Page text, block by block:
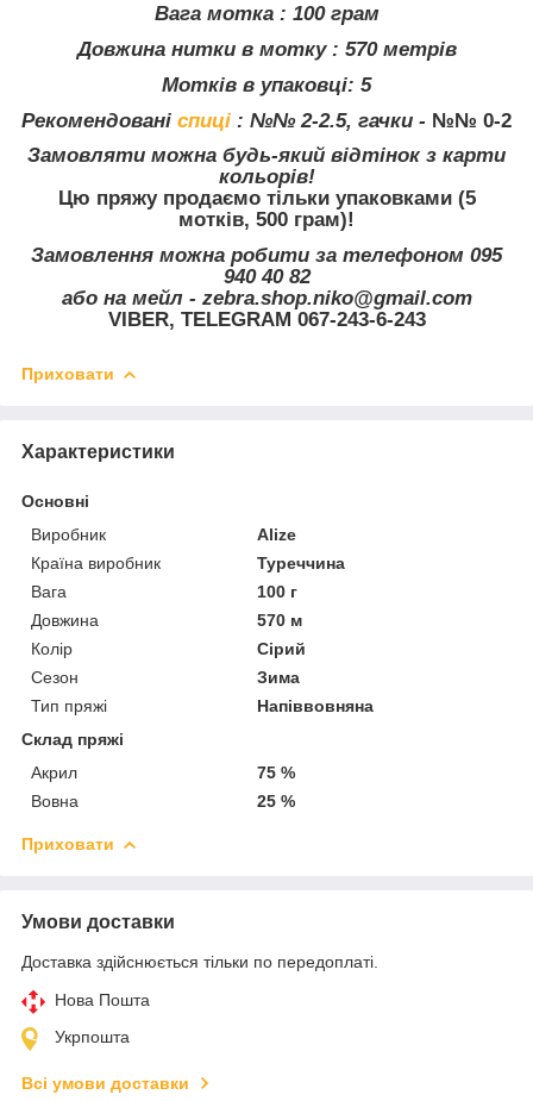
Вага мотка : 100 грам
Довжина нитки в мотку : 570 метрів
Мотків в упаковці: 5
Рекомендовані спиці : №№ 2-2.5, гачки - №№ 0-2
Замовляти можна будь-який відтінок з карти
кольорів!
Цю пряжу продаємо тільки упаковками (5
мотків, 500 грам)!
Замовлення можна робити за телефоном 095
940 40 82
або на мейл - zebra.shop.niko@gmail.com
VIBER, TELEGRAM 067-243-6-243
Приховати
Характеристики
Основні
Виробник
Alize
Країна виробник
Туреччина
Вага
100 г
Довжина
570 м
Колір
Сірий
Сезон
Зима
Тип пряжі
Напіввовняна
Склад пряжі
Акрил
75 %
Вовна
25 %
Приховати
Умови доставки
Доставка здійснюється тільки по передоплаті.
Нова Пошта
Укрпошта
Всі умови доставки